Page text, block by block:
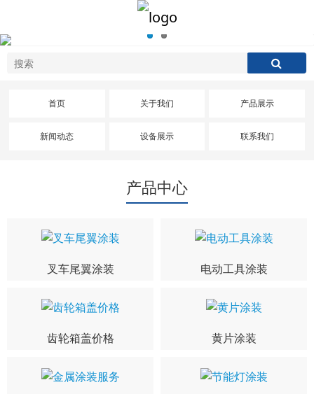
首页 关于我们 产品展示
新闻动态 设备展示 联系我们
产品中心
叉车尾翼涂装 电动工具涂装
齿轮箱盖价格 黄片涂装